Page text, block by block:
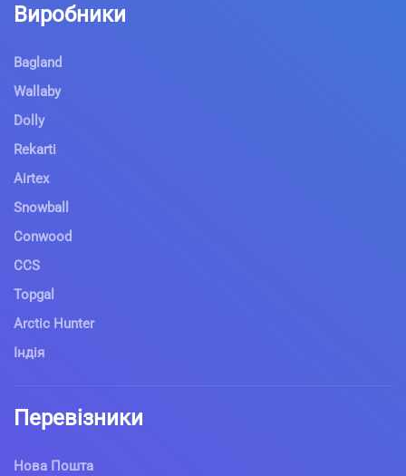
Виробники
Bagland
Wallaby
Dolly
Rekarti
Airtex
Snowball
Conwood
CCS
Topgal
Arctic Hunter
Індія
Перевізники
Нова Пошта